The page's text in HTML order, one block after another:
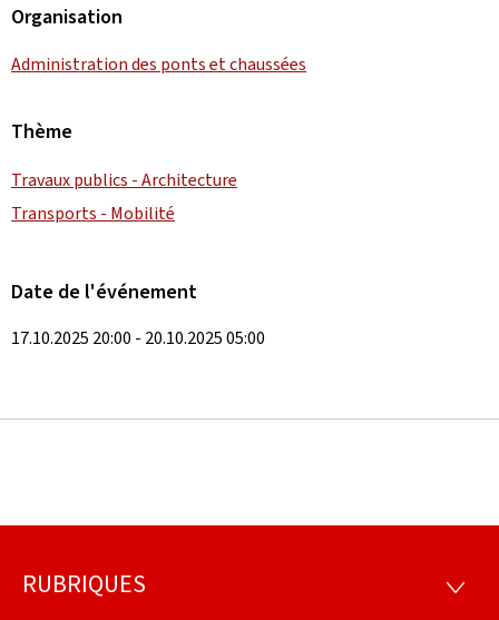
Organisation
Administration des ponts et chaussées
Thème
Travaux publics - Architecture
Transports - Mobilité
Date de l'événement
17.10.2025 20:00 - 20.10.2025 05:00
Pied
RUBRIQUES